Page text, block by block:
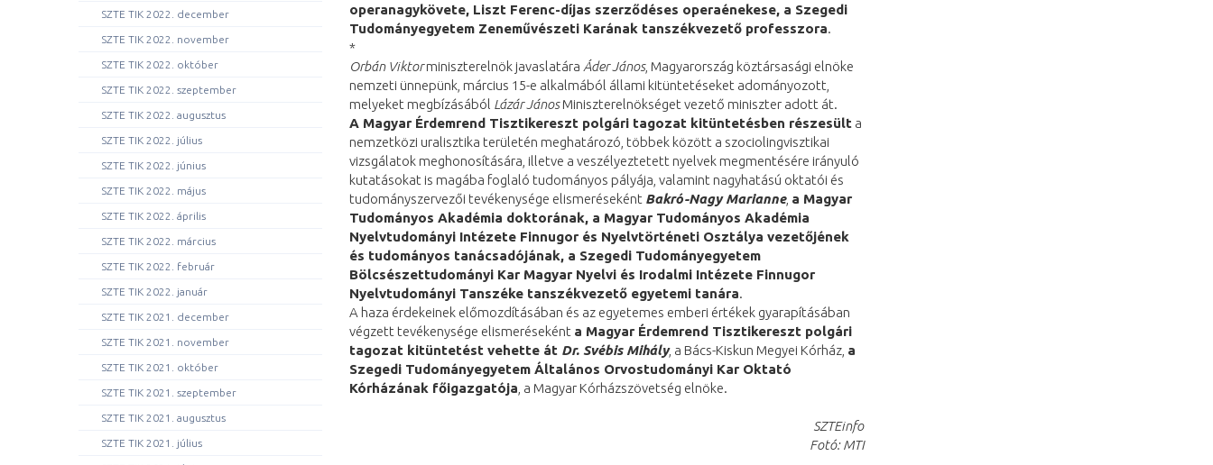
SZTE TIK 2022. december
SZTE TIK 2022. november
SZTE TIK 2022. október
SZTE TIK 2022. szeptember
SZTE TIK 2022. augusztus
SZTE TIK 2022. július
SZTE TIK 2022. június
SZTE TIK 2022. május
SZTE TIK 2022. április
SZTE TIK 2022. március
SZTE TIK 2022. február
SZTE TIK 2022. január
SZTE TIK 2021. december
SZTE TIK 2021. november
SZTE TIK 2021. október
SZTE TIK 2021. szeptember
SZTE TIK 2021. augusztus
SZTE TIK 2021. július
operanagykövete, Liszt Ferenc-díjas szerződéses operaénekese, a Szegedi
Tudományegyetem Zeneművészeti Karának tanszékvezető professzora.
*
Orbán Viktorminiszterelnök javaslatára Áder János, Magyarország köztársasági elnöke
nemzeti ünnepünk, március 15-e alkalmából állami kitüntetéseket adományozott,
melyeket megbízásából Lázár JánosMiniszterelnökséget vezető miniszter adott át.
A Magyar Érdemrend Tisztikereszt polgári tagozat kitüntetésben részesült a
nemzetközi uralisztika területén meghatározó, többek között a szociolingvisztikai
vizsgálatok meghonosítására, illetve a veszélyeztetett nyelvek megmentésére irányuló
kutatásokat is magába foglaló tudományos pályája, valamint nagyhatású oktatói és
tudományszervezői tevékenysége elismeréseként Bakró-Nagy Marianne, a Magyar
Tudományos Akadémia doktorának, a Magyar Tudományos Akadémia
Nyelvtudományi Intézete Finnugor és Nyelvtörténeti Osztálya vezetőjének
és tudományos tanácsadójának, a Szegedi Tudományegyetem
Bölcsészettudományi Kar Magyar Nyelvi és Irodalmi Intézete Finnugor
Nyelvtudományi Tanszéke tanszékvezető egyetemi tanára.
A haza érdekeinek előmozdításában és az egyetemes emberi értékek gyarapításában
végzett tevékenysége elismeréseként a Magyar Érdemrend Tisztikereszt polgári
tagozat kitüntetést vehette át Dr. Svébis Mihály, a Bács-Kiskun Megyei Kórház, a
Szegedi Tudományegyetem Általános Orvostudományi Kar Oktató
Kórházának főigazgatója , a Magyar Kórházszövetség elnöke.
SZTEinfo
Fotó: MTI